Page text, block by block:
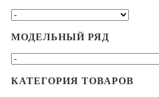
МОДЕЛЬНЫЙ РЯД
КАТЕГОРИЯ ТОВАРОВ